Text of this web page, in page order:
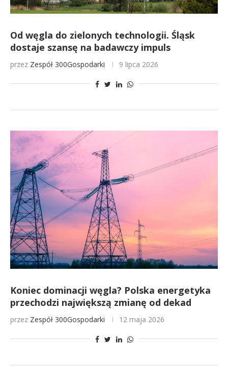
Od węgla do zielonych technologii. Śląsk
dostaje szansę na badawczy impuls
przez Zespół 300Gospodarki 9 lipca 2026
Koniec dominacji węgla? Polska energetyka
przechodzi największą zmianę od dekad
przez Zespół 300Gospodarki 12 maja 2026